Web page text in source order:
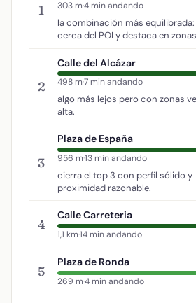
1 303 m·4 min andando
la combinación más
cerca del POI y destaca en
2
Calle del Alcázar
498 m·7 min andando
algo más lejos pero con zonas
alta.
3
Plaza de España
956 m·13 min andando
cierra el top 3 con perfil sólido y
proximidad razonable.
4
Calle Carreteria
1,1 km·14 min andando
5
Plaza de Ronda
269 m·4 min andando